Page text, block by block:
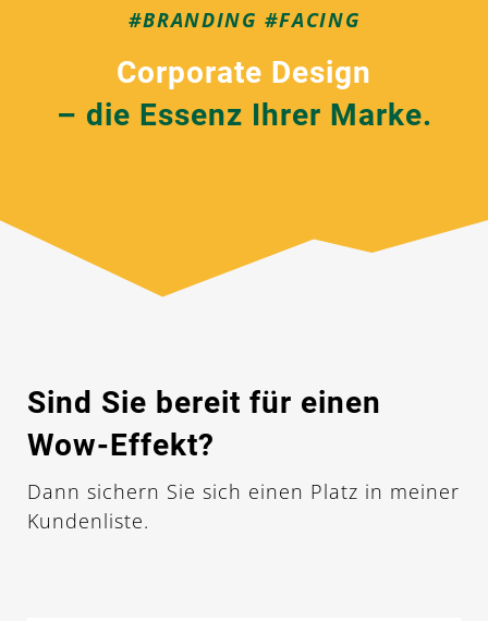
#BRANDING #FACING
Corporate Design
– die Essenz Ihrer Marke.
Sind Sie bereit für einen
Wow-Effekt?
Dann sichern Sie sich einen Platz in meiner
Kundenliste.